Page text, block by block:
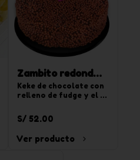
Zambito redondo
chico
Keke de chocolate con
relleno de fudge y el
crema de vainilla y
chispas de
chocoyogurt. Para 20
tajadas.
S/ 52.00
Ver producto